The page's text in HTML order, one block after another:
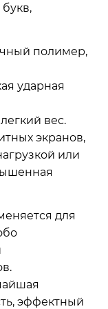
полимер,
ударная
вес.
экранов,
или
для
эффектный